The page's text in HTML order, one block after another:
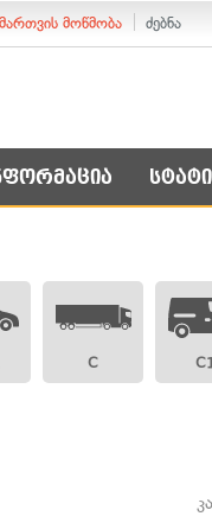
მართვის მოწმობა ძებნა
C